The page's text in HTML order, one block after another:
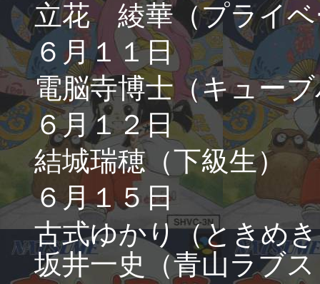
立花 綾華（プライベ
６月１１日
電脳寺博士（キュー
６月１２日
結城瑞穂（下級生）
６月１５日
古式ゆかり（ときめ
坂井一史（青山ラブ